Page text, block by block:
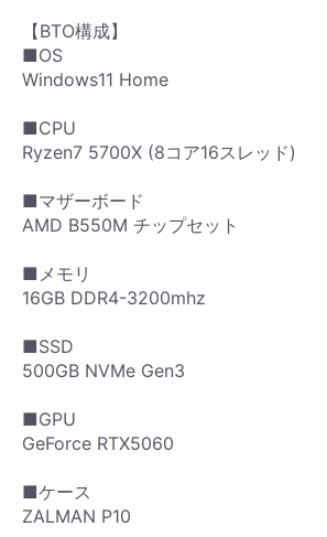
【BTO構成】
■OS
Windows11 Home
■CPU
Ryzen7 5700X (8コア16スレッド)
■マザーボード
AMD B550M チップセット
■メモリ
16GB DDR4-3200mhz
■SSD
500GB NVMe Gen3
■GPU
GeForce RTX5060
■ケース
ZALMAN P10